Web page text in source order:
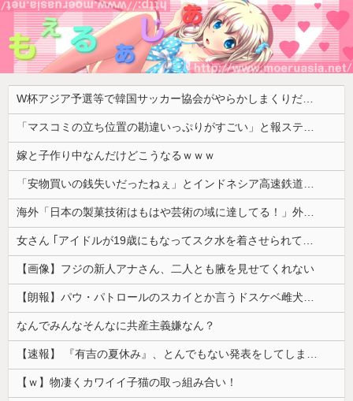
W杯アジア予選等で韓国サッカー協会がやらかしまくりだと発覚、「いきなり共同開催になったしな」と日韓共催の件に言及する声も……
「マスコミの立ち位置の勘違いっぷりがすごい」と報ステ大越キャスターの台詞に視聴者絶句、高市とトランプを同列視させようという思惑がひしひしと
嫁と子作り中なんだけどこうなるｗｗｗ
「安物買いの銭失いだったねぇ」とインドネシア高速鉄道の最終処分に日本側騒然、国家予算は使わないというと何が財源なんだ？
海外「日本の製菓技術はもはや芸術の域に達してる！」外国人が驚いた日本のお菓子の見た目とは・・・？【海外の反応】
女さん ｢アイドルが19歳にもなってスク水を着させられている！｣⇒結果ｗｗｗ
【画像】フジの新人アナさん、二人とも腋を見せてくれない
【朗報】パウ・パトロールのスカイとか言うドスケベ雌犬🐶ｗｗｗｗｗｗｗｗｗｗｗｗ
なんでみんなそんなに共産主義嫌なん？
【速報】 『有吉の夏休み』、とんでもない発表をしてしまう！！！！！
【ｗ】物凄くカワイイ子猫の取っ組み合い！